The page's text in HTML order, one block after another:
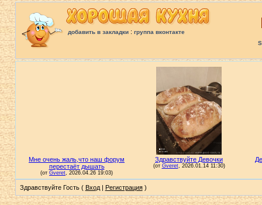
добавить в закладки: группа вконтакте
Здравствуйте Гость ( Вход| Регистрация)